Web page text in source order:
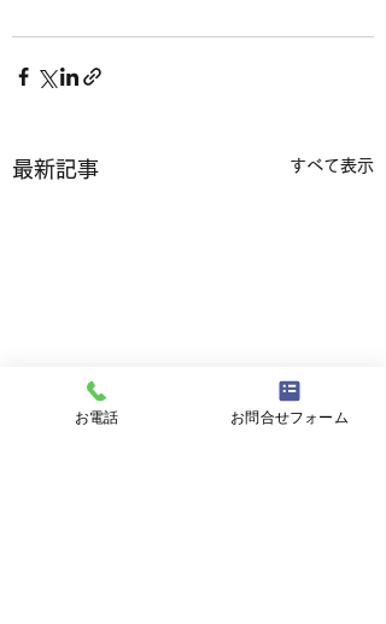
最新記事 すべて表示
お電話 お問合せフォーム